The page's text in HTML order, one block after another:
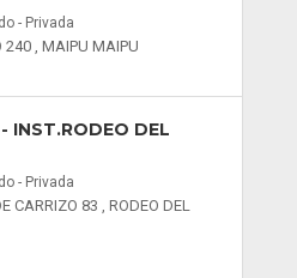
- Privada
240 , MAIPU MAIPU
INST.RODEO DEL
- Privada
CARRIZO 83 , RODEO DEL